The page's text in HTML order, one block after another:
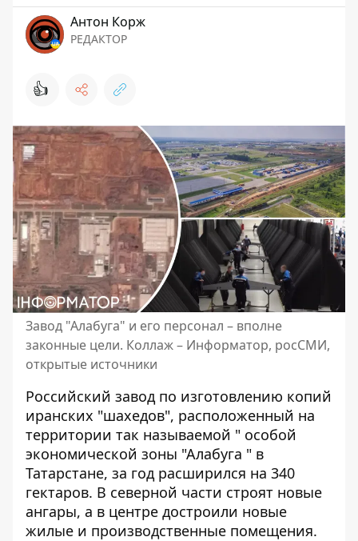
Антон Корж
РЕДАКТОР
👍
Завод "Алабуга" и его персонал – вполне
законные цели. Коллаж – Информатор, росСМИ,
открытые источники
Российский завод по изготовлению копий
иранских "шахедов", расположенный на
территории так называемой " особой
экономической зоны "Алабуга " в
Татарстане, за год расширился на 340
гектаров. В северной части строят новые
ангары, а в центре достроили новые
жилые и производственные помещения.